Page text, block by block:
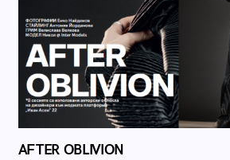
AFTER OBLIVION